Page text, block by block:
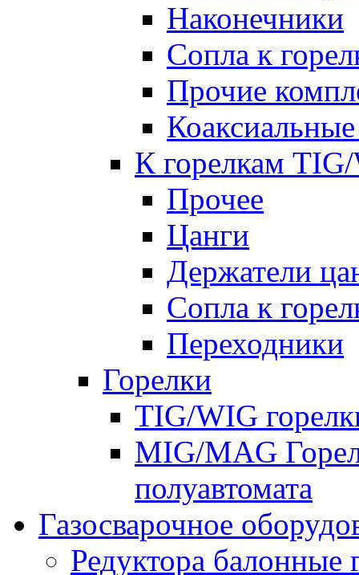
Наконечники
Сопла к
Прочие
К горелкам
Прочее
Цанги
Держатели
Сопла к
Переходники
Горелки
TIG/WIG
MIG/MAG
полуавтомата
Газосварочное
Редуктора балонные